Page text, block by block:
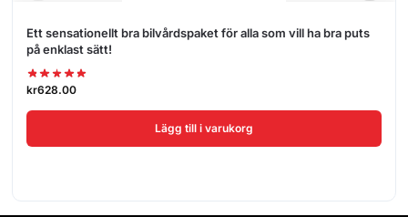
Ett sensationellt bra bilvårdspaket för alla som vill ha bra puts
på enklast sätt!
kr628.00
Lägg till i varukorg